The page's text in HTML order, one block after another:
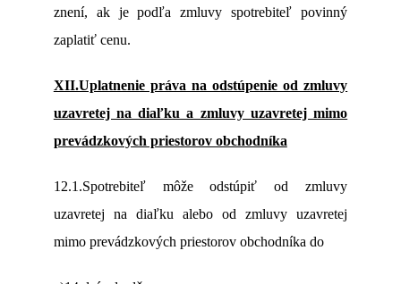
znení, ak je podľa zmluvy spotrebiteľ povinný
zaplatiť cenu.
XII.Uplatnenie práva na odstúpenie od zmluvy
uzavretej na diaľku a zmluvy uzavretej mimo
prevádzkových priestorov obchodníka
12.1.Spotrebiteľ môže odstúpiť od zmluvy
uzavretej na diaľku alebo od zmluvy uzavretej
mimo prevádzkových priestorov obchodníka do